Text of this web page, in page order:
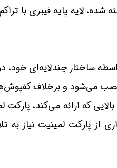
لایه پایه فیبری با
ساختار چندلایه‌ای خود،
می‌شود و برخلاف
که ارائه می‌کند،
از پارکت لمینیت نیاز